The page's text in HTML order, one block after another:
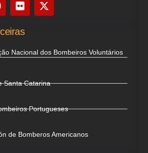
Nacional dos Bombeiros Voluntários
Santa Catarina
Portugueses
de Bomberos Americanos